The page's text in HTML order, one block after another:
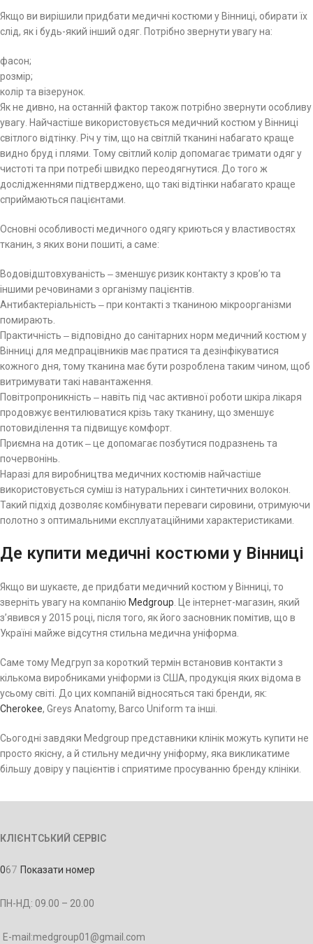
Якщо ви вирішили придбати медичні костюми у Вінниці, обирати їх
слід, як і будь-який інший одяг. Потрібно звернути увагу на:
фасон;
розмір;
колір та візерунок.
Як не дивно, на останній фактор також потрібно звернути особливу
увагу. Найчастіше використовується медичний костюм у Вінниці
світлого відтінку. Річ у тім, що на світлій тканині набагато краще
видно бруд і плями. Тому світлий колір допомагає тримати одяг у
чистоті та при потребі швидко переодягнутися. До того ж
дослідженнями підтверджено, що такі відтінки набагато краще
сприймаються пацієнтами.
Основні особливості медичного одягу криються у властивостях
тканин, з яких вони пошиті, а саме:
Водовідштовхуваність ‒ зменшує ризик контакту з кров’ю та
іншими речовинами з організму пацієнтів.
Антибактеріальність ‒ при контакті з тканиною мікроорганізми
помирають.
Практичність ‒ відповідно до санітарних норм медичний костюм у
Вінниці для медпрацівників має пратися та дезінфікуватися
кожного дня, тому тканина має бути розроблена таким чином, щоб
витримувати такі навантаження.
Повітропроникність ‒ навіть під час активної роботи шкіра лікаря
продовжує вентилюватися крізь таку тканину, що зменшує
потовиділення та підвищує комфорт.
Приємна на дотик ‒ це допомагає позбутися подразнень та
почервонінь.
Наразі для виробництва медичних костюмів найчастіше
використовується суміш із натуральних і синтетичних волокон.
Такий підхід дозволяє комбінувати переваги сировини, отримуючи
полотно з оптимальними експлуатаційними характеристиками.
Де купити медичні костюми у Вінниці
Якщо ви шукаєте, де придбати медичний костюм у Вінниці, то
зверніть увагу на компанію Medgroup . Це інтернет-магазин, який
з’явився у 2015 році, після того, як його засновник помітив, що в
Україні майже відсутня стильна медична уніформа.
Саме тому Медгруп за короткий термін встановив контакти з
кількома виробниками уніформи із США, продукція яких відома в
усьому світі. До цих компаній відносяться такі бренди, як:
Cherokee, Greys Anatomy, Barco Uniform та інші.
Сьогодні завдяки Medgroup представники клінік можуть купити не
просто якісну, а й стильну медичну уніформу, яка викликатиме
більшу довіру у пацієнтів і сприятиме просуванню бренду клініки.
КЛІЄНТСЬКИЙ СЕРВІС
067 Показати номер
ПН-НД: 09.00 – 20.00
E-mail:medgroup01@gmail.com